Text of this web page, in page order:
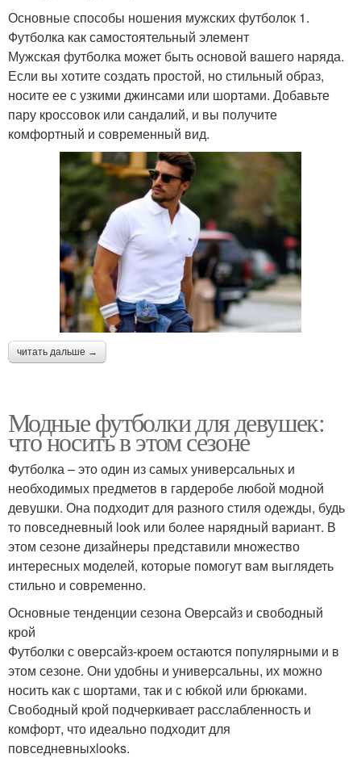
Основные способы ношения мужских футболок 1.
Футболка как самостоятельный элемент
Мужская футболка может быть основой вашего наряда.
Если вы хотите создать простой, но стильный образ,
носите ее с узкими джинсами или шортами. Добавьте
пару кроссовок или сандалий, и вы получите
комфортный и современный вид.
читать дальше →
Модные футболки для девушек:
что носить в этом сезоне
Футболка – это один из самых универсальных и
необходимых предметов в гардеробе любой модной
девушки. Она подходит для разного стиля одежды, будь
то повседневный look или более нарядный вариант. В
этом сезоне дизайнеры представили множество
интересных моделей, которые помогут вам выглядеть
стильно и современно.
Основные тенденции сезона Оверсайз и свободный
крой
Футболки с оверсайз-кроем остаются популярными и в
этом сезоне. Они удобны и универсальны, их можно
носить как с шортами, так и с юбкой или брюками.
Свободный крой подчеркивает расслабленность и
комфорт, что идеально подходит для
повседневныхlooks.